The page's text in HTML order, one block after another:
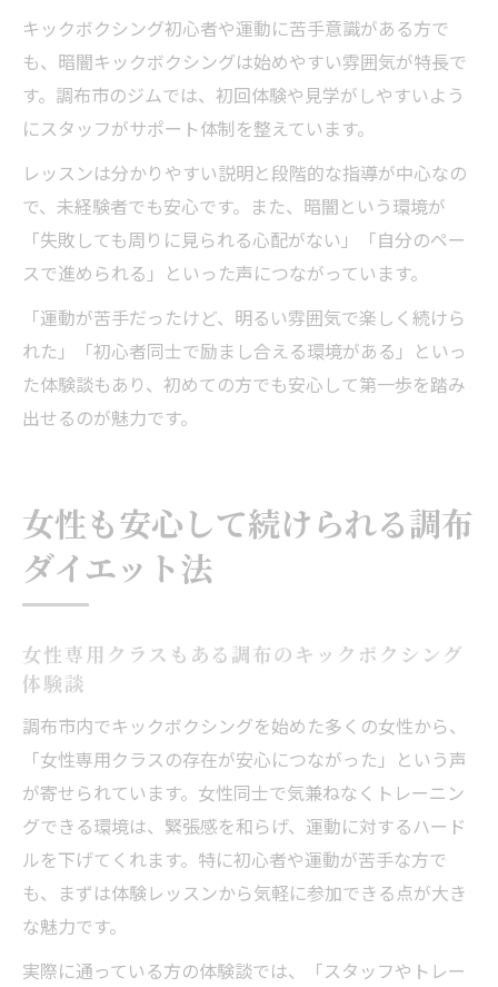
キックボクシング初心者や運動に苦手意識がある方で
も、暗闇キックボクシングは始めやすい雰囲気が特長で
す。調布市のジムでは、初回体験や見学がしやすいよう
にスタッフがサポート体制を整えています。
レッスンは分かりやすい説明と段階的な指導が中心なの
で、未経験者でも安心です。また、暗闇という環境が
「失敗しても周りに見られる心配がない」「自分のペー
スで進められる」といった声につながっています。
「運動が苦手だったけど、明るい雰囲気で楽しく続けら
れた」「初心者同士で励まし合える環境がある」といっ
た体験談もあり、初めての方でも安心して第一歩を踏み
出せるのが魅力です。
女性も安心して続けられる調布
ダイエット法
女性専用クラスもある調布のキックボクシング
体験談
調布市内でキックボクシングを始めた多くの女性から、
「女性専用クラスの存在が安心につながった」という声
が寄せられています。女性同士で気兼ねなくトレーニン
グできる環境は、緊張感を和らげ、運動に対するハード
ルを下げてくれます。特に初心者や運動が苦手な方で
も、まずは体験レッスンから気軽に参加できる点が大き
な魅力です。
実際に通っている方の体験談では、「スタッフやトレー